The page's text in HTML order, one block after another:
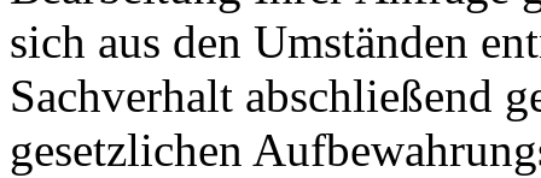
sich aus den Umständen
Sachverhalt abschließend
gesetzlichen